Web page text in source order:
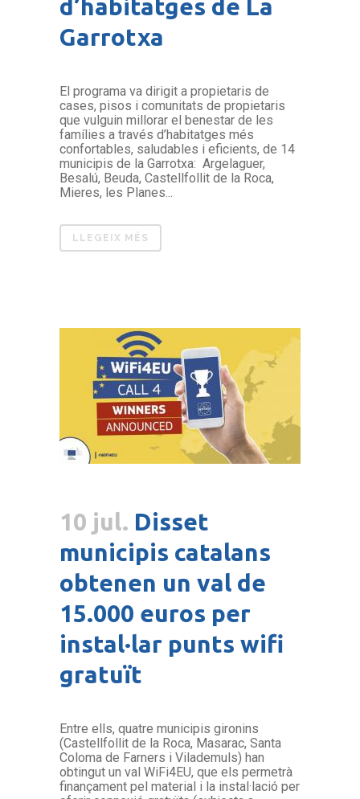
d’habitatges de La
Garrotxa
El programa va dirigit a propietaris de
cases, pisos i comunitats de propietaris
que vulguin millorar el benestar de les
famílies a través d’habitatges més
confortables, saludables i eficients, de 14
municipis de la Garrotxa: Argelaguer,
Besalú, Beuda, Castellfollit de la Roca,
Mieres, les Planes...
LLEGEIX MÉS
10 jul. Disset
municipis catalans
obtenen un val de
15.000 euros per
instal·lar punts wifi
gratuït
Entre ells, quatre municipis gironins
(Castellfollit de la Roca, Masarac, Santa
Coloma de Farners i Vilademuls) han
obtingut un val WiFi4EU, que els permetrà
finançament pel material i la instal·lació per